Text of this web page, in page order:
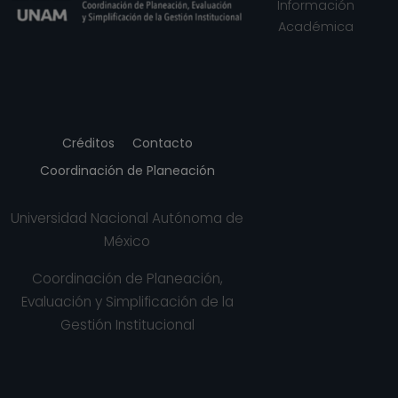
Créditos
Contacto
Coordinación de Planeación
Universidad Nacional Autónoma de
México
Coordinación de Planeación,
Evaluación y Simplificación de la
Gestión Institucional
Información
Académica